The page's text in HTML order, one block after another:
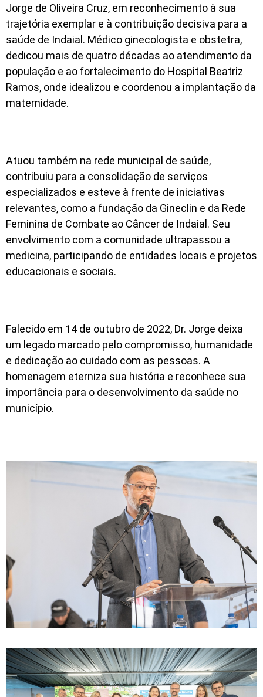
Jorge de Oliveira Cruz, em reconhecimento à sua
trajetória exemplar e à contribuição decisiva para a
saúde de Indaial. Médico ginecologista e obstetra,
dedicou mais de quatro décadas ao atendimento da
população e ao fortalecimento do Hospital Beatriz
Ramos, onde idealizou e coordenou a implantação da
maternidade.
Atuou também na rede municipal de saúde,
contribuiu para a consolidação de serviços
especializados e esteve à frente de iniciativas
relevantes, como a fundação da Gineclin e da Rede
Feminina de Combate ao Câncer de Indaial. Seu
envolvimento com a comunidade ultrapassou a
medicina, participando de entidades locais e projetos
educacionais e sociais.
Falecido em 14 de outubro de 2022, Dr. Jorge deixa
um legado marcado pelo compromisso, humanidade
e dedicação ao cuidado com as pessoas. A
homenagem eterniza sua história e reconhece sua
importância para o desenvolvimento da saúde no
município.